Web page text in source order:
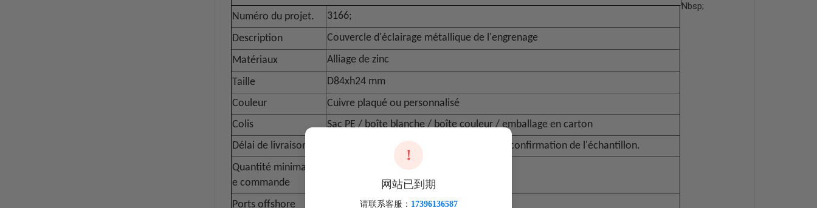
Numéro du projet.
3166;
Description
Couvercle d'éclairage métallique de l'engrenage
Matériaux
Alliage de zinc
Taille
D84xh24 mm
Couleur
Cuivre plaqué ou personnalisé
Colis
Sac PE / boîte blanche / boîte couleur / emballage en carton
Délai de livraison
20 - 40 jours après réception du dépôt et confirmation de l'échantillon.
Quantité minimale d
e commande
Ports offshore
Shenzhen
Nbsp;
!
网站已到期
请联系客服： 17396136587